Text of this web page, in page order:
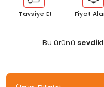
Tavsiye Et Fiyat
Bu ürünü